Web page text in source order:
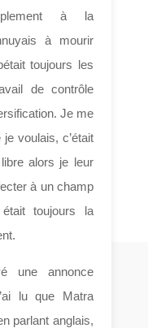
à la
à mourir
toujours les
de contrôle
Je me
voulais, c’était
alors je leur
à un champ
toujours la
une annonce
lu que Matra
parlant anglais,